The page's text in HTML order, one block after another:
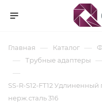
Главная — Каталог —
— Трубные адаптеры
—
SS-R-S12-FT12 Удлиненный
нерж.сталь 316